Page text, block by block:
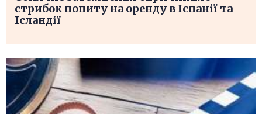
стрибок попиту на оренду в Іспанії та
Ісландії